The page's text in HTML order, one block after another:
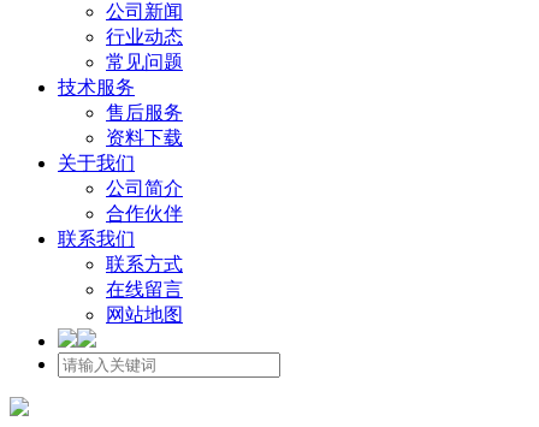
公司新闻
行业动态
常见问题
技术服务
售后服务
资料下载
关于我们
公司简介
合作伙伴
联系我们
联系方式
在线留言
网站地图